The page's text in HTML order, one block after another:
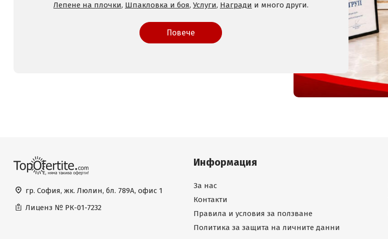
Лепене на плочки, Шпакловка и боя, Услуги, Награди и много други.
Повече
гр. София, жк. Люлин, бл. 789А, офис 1
Лиценз № РК-01-7232
Информация
За нас
Контакти
Правила и условия за ползване
Политика за защита на личните данни